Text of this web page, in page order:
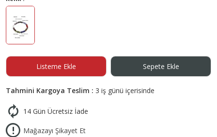
Listeme Ekle Sepete Ekle
Tahmini Kargoya Teslim : 3 iş günü içerisinde
14 Gün Ücretsiz İade
Mağazayı Şikayet Et